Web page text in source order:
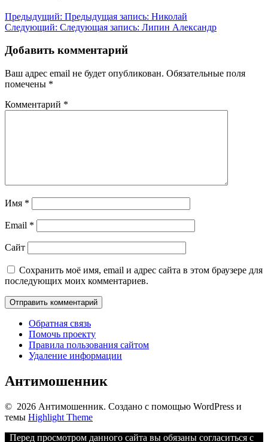
Предыдущий: Предыдущая запись: Николай
Следующий: Следующая запись: Липин Александр
Добавить комментарий
Ваш адрес email не будет опубликован. Обязательные поля
помечены *
Комментарий *
Имя *
Email *
Сайт
Сохранить моё имя, email и адрес сайта в этом браузере для
последующих моих комментариев.
Обратная связь
Помочь проекту
Правила пользования сайтом
Удаление информации
Антимошенник
© 2026 Антимошенник. Создано с помощью WordPress и
темы Highlight Theme
Перед просмотром данного сайта вы обязаны согласиться с